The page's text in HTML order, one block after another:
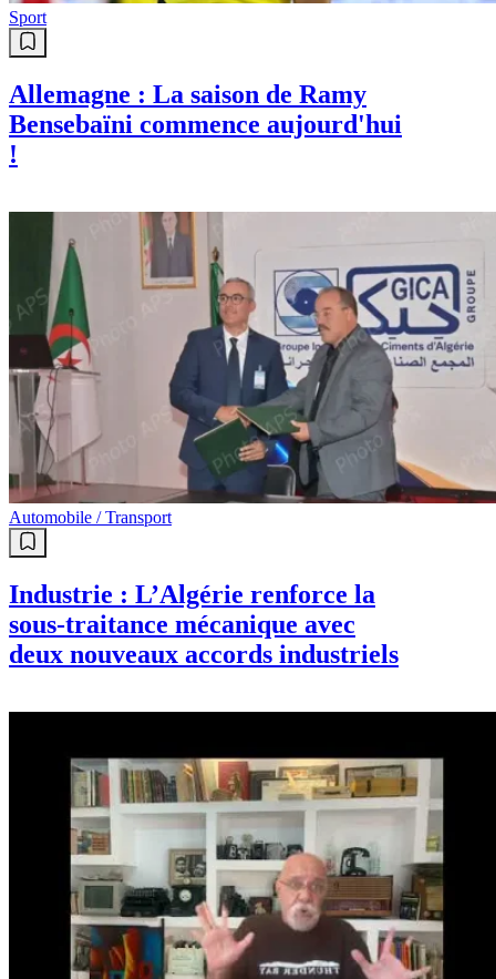
Sport
Allemagne : La saison de Ramy
Bensebaïni commence aujourd'hui
!
Automobile / Transport
Industrie : L’Algérie renforce la
sous-traitance mécanique avec
deux nouveaux accords industriels